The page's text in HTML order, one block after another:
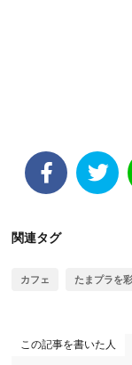
関連タグ
カフェ たまプラを
この記事を書いた人